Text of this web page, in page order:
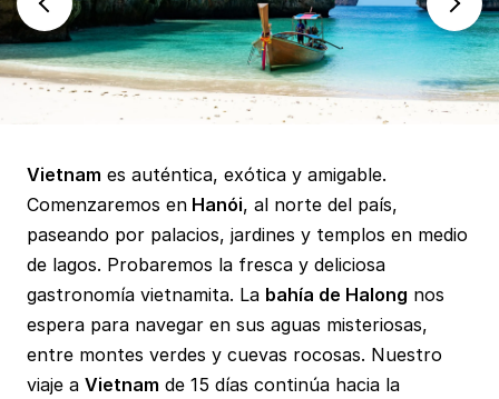
Vietnam es auténtica, exótica y amigable.
Comenzaremos en Hanói, al norte del país,
paseando por palacios, jardines y templos en medio
de lagos. Probaremos la fresca y deliciosa
gastronomía vietnamita. La bahía de Halong nos
espera para navegar en sus aguas misteriosas,
entre montes verdes y cuevas rocosas. Nuestro
viaje a Vietnam de 15 días continúa hacia la